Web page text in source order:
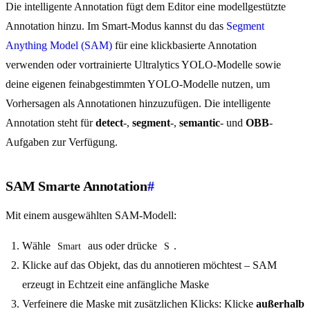
Die intelligente Annotation fügt dem Editor eine modellgestützte
Annotation hinzu. Im Smart-Modus kannst du das Segment
Anything Model (SAM) für eine klickbasierte Annotation
verwenden oder vortrainierte Ultralytics YOLO-Modelle sowie
deine eigenen feinabgestimmten YOLO-Modelle nutzen, um
Vorhersagen als Annotationen hinzuzufügen. Die intelligente
Annotation steht fürdetect-, segment-, semantic- und OBB-
Aufgaben zur Verfügung.
SAM Smarte Annotation#
Mit einem ausgewählten SAM-Modell:
Wähle Smart aus oder drücke S .
Klicke auf das Objekt, das du annotieren möchtest – SAM
erzeugt in Echtzeit eine anfängliche Maske
Verfeinere die Maske mit zusätzlichen Klicks: Klicke außerhalb